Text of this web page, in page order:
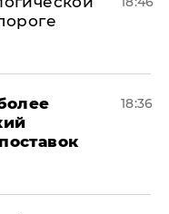
18:36